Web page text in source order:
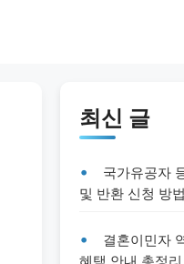
최신 글
국가유공자
및 반환 신청 방
결혼이민자
혜택 안내 총정리